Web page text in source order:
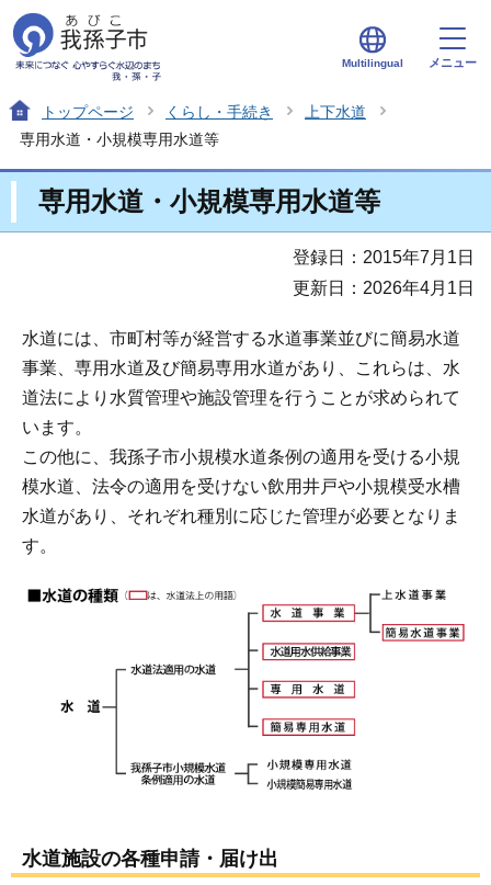
Multilingual メニュー
トップページ くらし・手続き
上下水道
専用水道・小規模専用水道等
専用水道・小規模専用水道等
登録日：2015年7月1日
更新日：2026年4月1日
水道には、市町村等が経営する水道事業並びに簡易水道
事業、専用水道及び簡易専用水道があり、これらは、水
道法により水質管理や施設管理を行うことが求められて
います。
この他に、我孫子市小規模水道条例の適用を受ける小規
模水道、法令の適用を受けない飲用井戸や小規模受水槽
水道があり、それぞれ種別に応じた管理が必要となりま
す。
水道施設の各種申請・届け出